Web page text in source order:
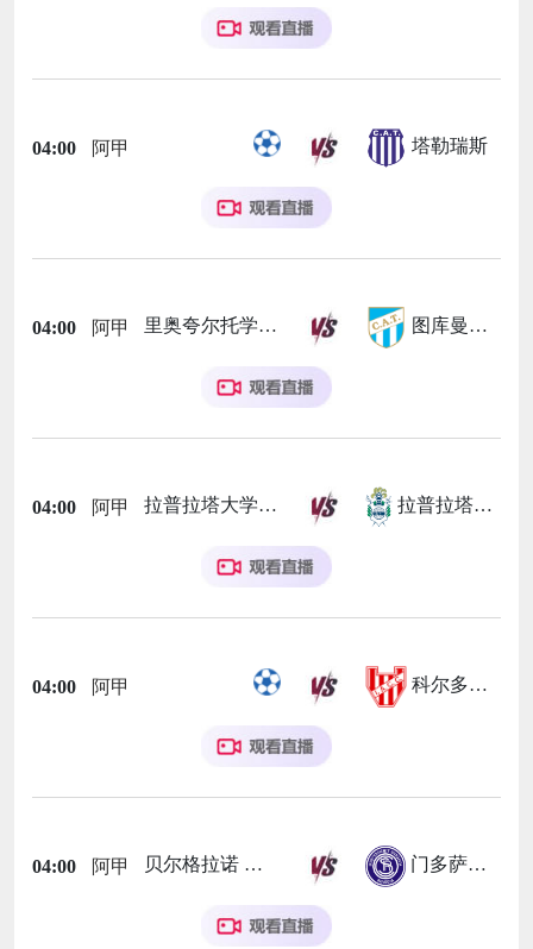
04:00 阿甲 塔勒瑞斯
04:00 阿甲 里奥夸尔托学生队 图库曼竞技
04:00 阿甲 拉普拉塔大学生 拉普拉塔体操
04:00 阿甲 科尔多瓦学院
04:00 阿甲 贝尔格拉诺 门多萨独立